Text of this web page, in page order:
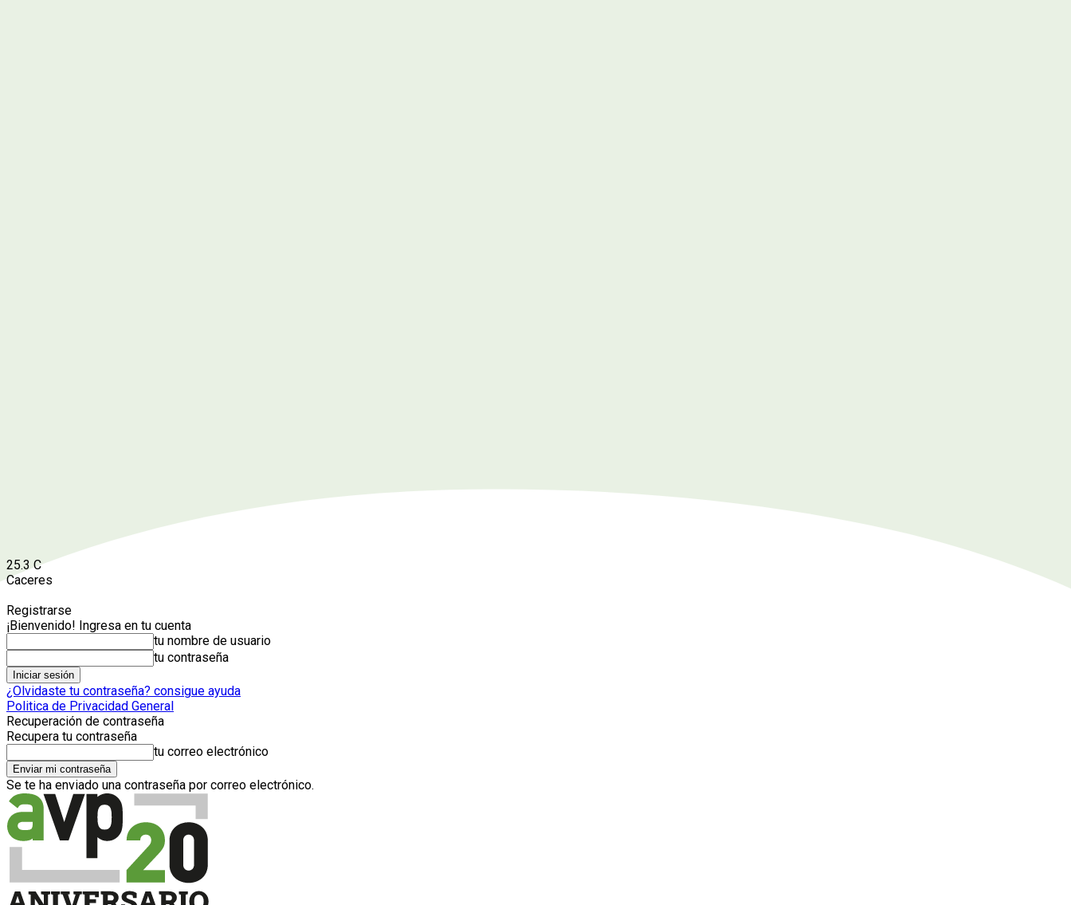
25.3 C
Caceres
Registrarse
¡Bienvenido! Ingresa en tu cuenta
tu nombre de usuario
tu contraseña
¿Olvidaste tu contraseña? consigue ayuda
Politica de Privacidad General
Recuperación de contraseña
Recupera tu contraseña
tu correo electrónico
Se te ha enviado una contraseña por correo electrónico.